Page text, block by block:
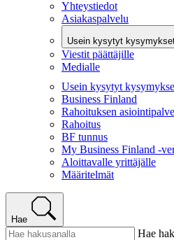
Yhteystiedot
Asiakaspalvelu
Usein kysytyt
Viestit päättäjille
Medialle
Usein kysytyt
Business Finland
Rahoituksen
Rahoitus
BF tunnus
My Business Finland -
Aloittavalle yrittäjälle
Määritelmät
Hae
Hae